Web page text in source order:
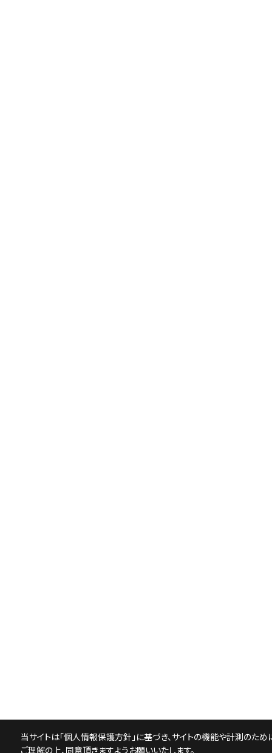
当サイトは「個人情報保護方針 」に基づき、サイトの機能や計測のた
ご理解の上、同意頂きますようお願いいたします。